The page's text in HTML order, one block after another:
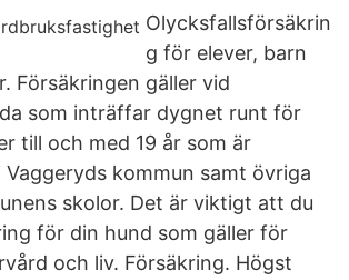
Olycksfallsförsäkrin
g för elever, barn
Försäkringen gäller vid
som inträffar dygnet runt för
till och med 19 år som är
kommun samt övriga
skolor. Det är viktigt att du
för din hund som gäller för
och liv. Försäkring. Högst